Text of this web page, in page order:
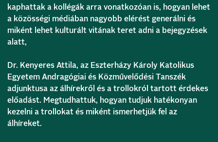
kaphattak a kollégák arra vonatkozóan is, hogyan lehet
a közösségi médiában nagyobb elérést generálni és
miként lehet kulturált vitának teret adni a bejegyzések
alatt,
Dr. Kenyeres Attila, az Eszterházy Károly Katolikus
Egyetem Andragógiai és Közművelődési Tanszék
adjunktusa az álhírekről és a trollokról tartott érdekes
előadást. Megtudhattuk, hogyan tudjuk hatékonyan
kezelni a trollokat és miként ismerhetjük fel az
álhíreket.